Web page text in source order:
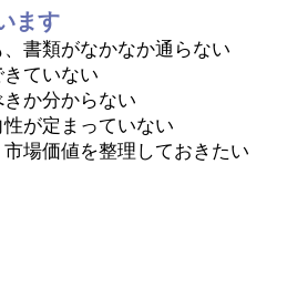
ます
書類がなかなか通らない
ていない
か分からない
が定まっていない
場価値を整理しておきたい